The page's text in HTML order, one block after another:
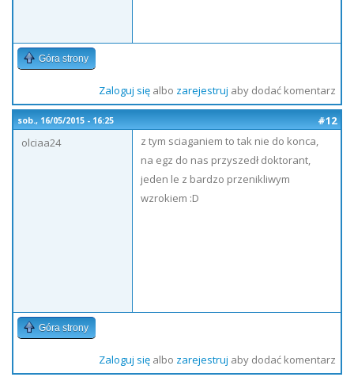
Góra strony
Zaloguj sięalbo zarejestruj aby dodać komentarz
sob., 16/05/2015 - 16:25
#12
olciaa24
z tym sciaganiem to tak nie do konca,
na egz do nas przyszedł doktorant,
jeden le z bardzo przenikliwym
wzrokiem :D
Góra strony
Zaloguj sięalbo zarejestruj aby dodać komentarz